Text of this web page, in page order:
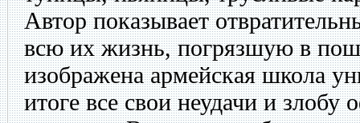
Автор показывает
всю их жизнь, погрязшую в
изображена армейская школа
итоге все свои неудачи и